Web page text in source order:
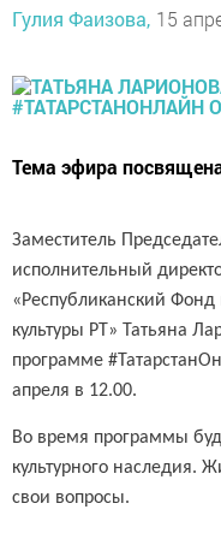
Гулия Фаизова, 15
Тема эфира
Заместитель
исполнительный
«Республиканский
культуры РТ» Татьяна
программе
апреля в 12.00.
Во время программы
культурного наследия.
свои вопросы.